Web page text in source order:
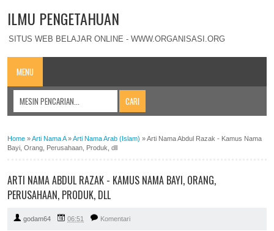
ILMU PENGETAHUAN
SITUS WEB BELAJAR ONLINE - WWW.ORGANISASI.ORG
MENU
Home »Arti Nama A»Arti Nama Arab (Islam) »Arti Nama Abdul Razak - Kamus Nama
Bayi, Orang, Perusahaan, Produk, dll
ARTI NAMA ABDUL RAZAK - KAMUS NAMA BAYI, ORANG,
PERUSAHAAN, PRODUK, DLL
godam64 06:51 Komentari